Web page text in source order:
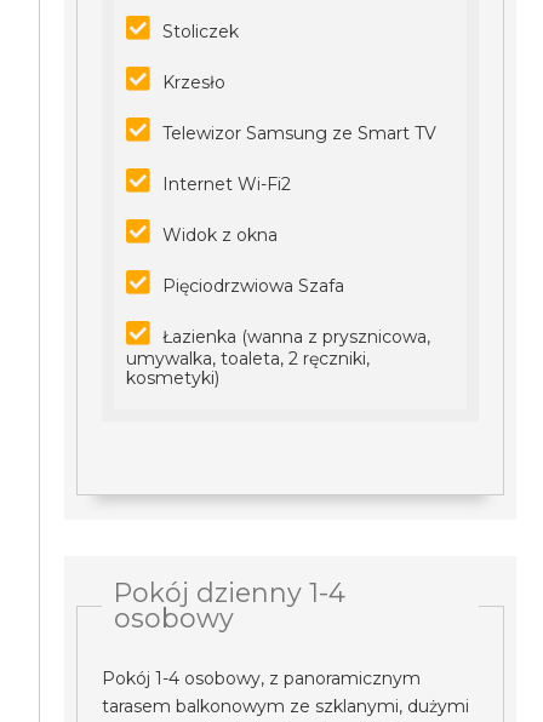
Stoliczek
Krzesło
Telewizor Samsung ze Smart TV
Internet Wi-Fi2
Widok z okna
Pięciodrzwiowa Szafa
Łazienka (wanna z prysznicowa,
umywalka, toaleta, 2 ręczniki,
kosmetyki)
Pokój dzienny 1-4
osobowy
Pokój 1-4 osobowy, z panoramicznym
tarasem balkonowym ze szklanymi, dużymi